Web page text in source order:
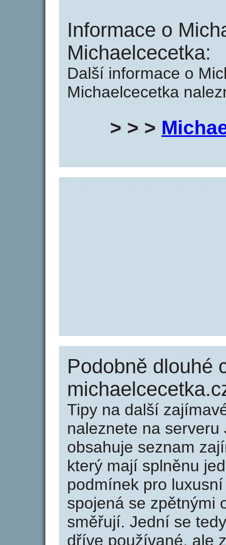
Informace o
Michaelcecetka:
Další informace o
Michaelcecetka
> > >
Podobně dlouhé
Tipy na další
naleznete na serveru
obsahuje seznam
který mají splněnu
podmínek pro
spojená se zpětnými
směřují. Jední se
dříve používané, ale